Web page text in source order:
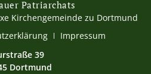
Patriarchats
Kirchengemeinde zu Dortmund
Impressum
39
Dortmund